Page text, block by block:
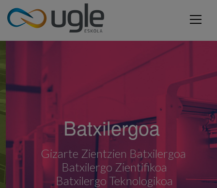
Skip to main content
Batxilergoa
Gizarte Zientzien Batxilergoa
Batxilergo Zientifikoa
Batxilergo Teknologikoa